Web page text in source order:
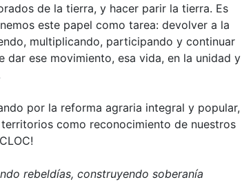
de la tierra, y hacer parir la tierra. Es
este papel como tarea: devolver a la
multiplicando, participando y continuar
ese movimiento, esa vida, en la unidad y
por la reforma agraria integral y popular,
como reconocimiento de nuestros
rebeldías, construyendo soberanía